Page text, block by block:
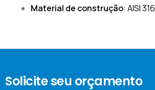
Material de construção: AISI 316
Solicite seu orçamento